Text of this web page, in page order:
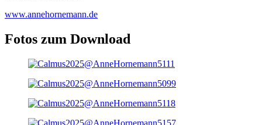
www.annehornemann.de
Fotos zum Download